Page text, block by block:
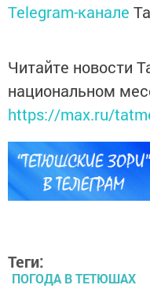
Telegram-канале
Читайте новости
национальном
https://max.ru/
Теги:
ПОГОДА В ТЕТЮШАХ